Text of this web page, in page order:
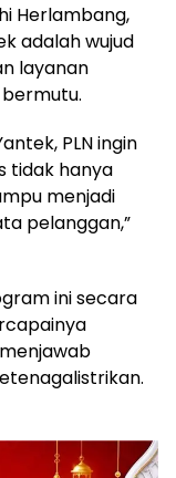
Herlambang,
adalah wujud
layanan
PLN ingin
tidak hanya
menjadi
pelanggan,”
ini secara